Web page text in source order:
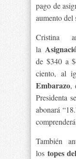
pago de
aumento del
Cristina
la
de $340 a
ciento, al
Embarazo,
Presidenta
abonará
También
los topes